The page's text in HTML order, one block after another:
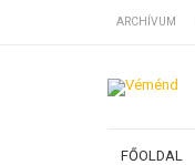
ARCHÍVUM
FŐOLDAL